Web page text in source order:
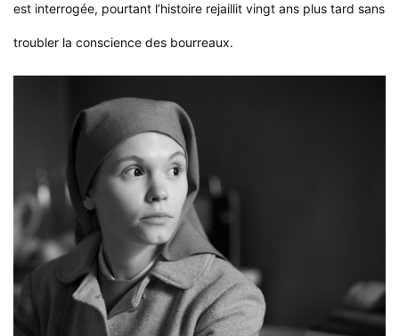
est interrogée, pourtant l’histoire rejaillit vingt ans plus tard sans
troubler la conscience des bourreaux.